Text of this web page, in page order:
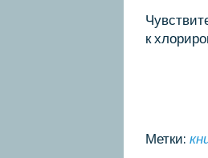
к
Метки: